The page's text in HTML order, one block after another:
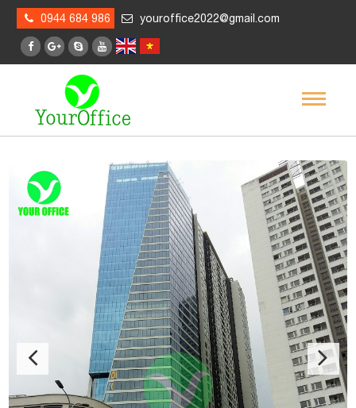
0944 684 986 youroffice2022@gmail.com